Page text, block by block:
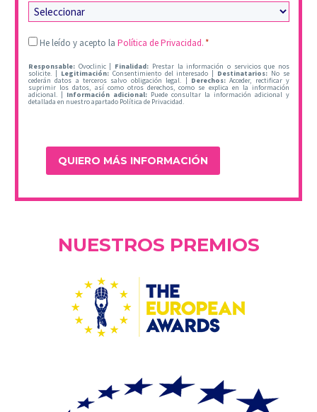
Legal
He leído y acepto la Política de Privacidad.*
Responsable: Ovoclinic | Finalidad: Prestar la información o servicios que nos
solicite. | Legitimación:Consentimiento del interesado | Destinatarios: No se
cederán datos a terceros salvo obligación legal. | Derechos:Acceder, rectificar y
suprimir los datos, así como otros derechos, como se explica en la información
adicional. | Información adicional: Puede consultar la información adicional y
detallada en nuestro apartado Política de Privacidad.
NUESTROS PREMIOS